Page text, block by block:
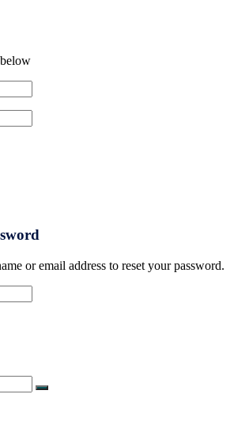
or email address to reset your password.